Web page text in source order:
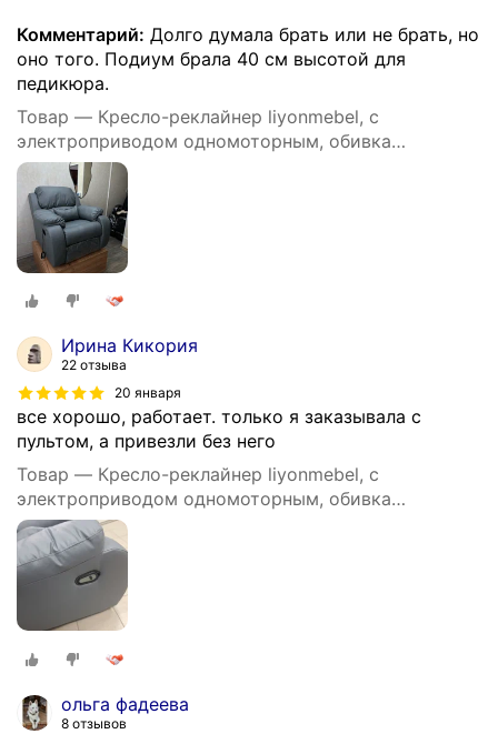
Комментарий: Долго думала брать или не брать, но
оно того. Подиум брала 40 см высотой для
педикюра.
Товар — Кресло-реклайнер liyonmebel, с
электроприводом одномоторным, обивка
искусственная кожа, цвет серый
Ирина Кикория
22 отзыва
20 января
все хорошо, работает. только я заказывала с
пультом, а привезли без него
Товар — Кресло-реклайнер liyonmebel, с
электроприводом одномоторным, обивка
искусственная кожа, цвет серый
ольга фадеева
8 отзывов